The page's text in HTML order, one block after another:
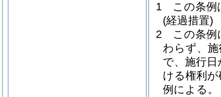
1
この条例
(経過措置)
2
この条例
わらず、
で、施行
ける権利
例による。